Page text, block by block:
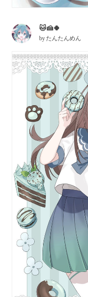
🐱🍰🍀
byたんたんめん